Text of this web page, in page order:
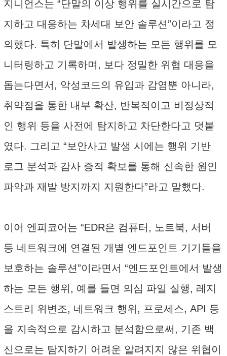
지니언스는 “단말의 이상 행위를 실시간으로 탐
지하고 대응하는 차세대 보안 솔루션”이라고 정
의했다. 특히 단말에서 발생하는 모든 행위를 모
니터링하고 기록하며, 보다 정밀한 위협 대응을
돕는다면서, 악성코드의 유입과 감염뿐 아니라,
취약점을 통한 내부 확산, 반복적이고 비정상적
인 행위 등을 사전에 탐지하고 차단한다고 덧붙
였다. 그리고 “보안사고 발생 시에는 행위 기반
로그 분석과 감사 증적 확보를 통해 신속한 원인
파악과 재발 방지까지 지원한다”라고 말했다.
이어 엔피코어는 “EDR은 컴퓨터, 노트북, 서버
등 네트워크에 연결된 개별 엔드포인트 기기들을
보호하는 솔루션”이라면서 “엔드포인트에서 발생
하는 모든 행위, 예를 들면 의심 파일 실행, 레지
스트리 위변조, 네트워크 행위, 프로세스, API 등
을 지속적으로 감시하고 분석함으로써, 기존 백
신으로는 탐지하기 어려운 알려지지 않은 위협이